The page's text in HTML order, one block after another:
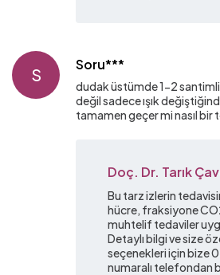
S
Soru***
dudak üstümde 1-2
değil sadece ışık
tamamen geçer mi nasıl bir
Doç. Dr. Tarık
Bu tarz izlerin
hücre, fraksiyone
muhtelif tedaviler
Detaylı bilgi ve size
seçenekleri için bize
numaralı telefondan